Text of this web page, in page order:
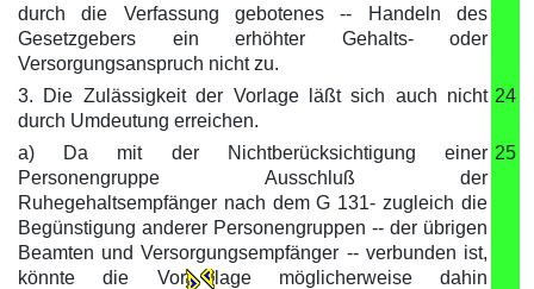
durch die Verfassung gebotenes -- Handeln des
Gesetzgebers ein erhöhter Gehalts- oder
Versorgungsanspruch nicht zu.
3. Die Zulässigkeit der Vorlage läßt sich auch nicht
durch Umdeutung erreichen.
24
a) Da mit der Nichtberücksichtigung einer
Personengruppe Ausschluß der
Ruhegehaltsempfänger nach dem G 131- zugleich die
Begünstigung anderer Personengruppen -- der übrigen
Beamten und Versorgungsempfänger -- verbunden ist,
könnte die Vor
lage möglicherweise dahin
25